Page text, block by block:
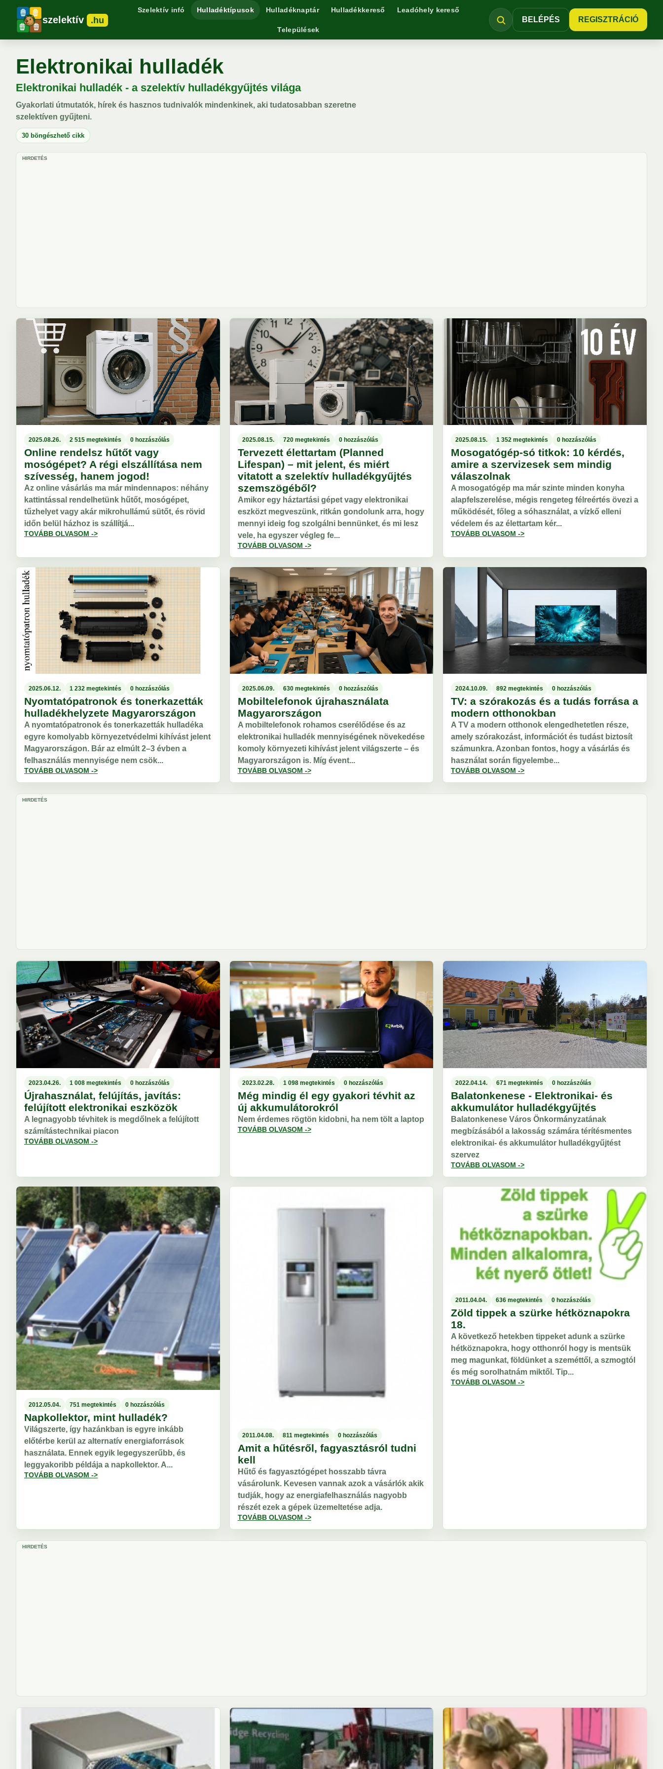
szelektív .hu
Szelektív infó Hulladéktípusok Hulladéknaptár Hulladékkereső Leadóhely kereső
Települések
BELÉPÉS REGISZTRÁCIÓ
Elektronikai hulladék
Elektronikai hulladék - a szelektív hulladékgyűjtés világa
Gyakorlati útmutatók, hírek és hasznos tudnivalók mindenkinek, aki tudatosabban szeretne
szelektíven gyűjteni.
30 böngészhető cikk
HIRDETÉS
2025.08.26. 2 515 megtekintés 0 hozzászólás
Online rendelsz hűtőt vagy
mosógépet? A régi elszállítása nem
szívesség, hanem jogod!
Az online vásárlás ma már mindennapos: néhány
kattintással rendelhetünk hűtőt, mosógépet,
tűzhelyet vagy akár mikrohullámú sütőt, és rövid
időn belül házhoz is szállítjá...
TOVÁBB OLVASOM ->
2025.08.15. 720 megtekintés 0 hozzászólás
Tervezett élettartam (Planned
Lifespan) – mit jelent, és miért
vitatott a szelektív hulladékgyűjtés
szemszögéből?
Amikor egy háztartási gépet vagy elektronikai
eszközt megveszünk, ritkán gondolunk arra, hogy
mennyi ideig fog szolgálni bennünket, és mi lesz
vele, ha egyszer végleg fe...
TOVÁBB OLVASOM ->
2025.08.15. 1 352 megtekintés 0 hozzászólás
Mosogatógép-só titkok: 10 kérdés,
amire a szervizesek sem mindig
válaszolnak
A mosogatógép ma már szinte minden konyha
alapfelszerelése, mégis rengeteg félreértés övezi a
működését, főleg a sóhasználat, a vízkő elleni
védelem és az élettartam kér...
TOVÁBB OLVASOM ->
2025.06.12. 1 232 megtekintés 0 hozzászólás
Nyomtatópatronok és tonerkazetták
hulladékhelyzete Magyarországon
A nyomtatópatronok és tonerkazetták hulladéka
egyre komolyabb környezetvédelmi kihívást jelent
Magyarországon. Bár az elmúlt 2–3 évben a
felhasználás mennyisége nem csök...
TOVÁBB OLVASOM ->
2025.06.09. 630 megtekintés 0 hozzászólás
Mobiltelefonok újrahasználata
Magyarországon
A mobiltelefonok rohamos cserélődése és az
elektronikai hulladék mennyiségének növekedése
komoly környezeti kihívást jelent világszerte – és
Magyarországon is. Míg évent...
TOVÁBB OLVASOM ->
2024.10.09. 892 megtekintés 0 hozzászólás
TV: a szórakozás és a tudás forrása a
modern otthonokban
A TV a modern otthonok elengedhetetlen része,
amely szórakozást, információt és tudást biztosít
számunkra. Azonban fontos, hogy a vásárlás és
használat során figyelembe...
TOVÁBB OLVASOM ->
HIRDETÉS
2023.04.26. 1 008 megtekintés 0 hozzászólás
Újrahasználat, felújítás, javítás:
felújított elektronikai eszközök
A legnagyobb tévhitek is megdőlnek a felújított
számítástechnikai piacon
TOVÁBB OLVASOM ->
2023.02.28. 1 098 megtekintés 0 hozzászólás
Még mindig él egy gyakori tévhit az
új akkumulátorokról
Nem érdemes rögtön kidobni, ha nem tölt a laptop
TOVÁBB OLVASOM ->
2022.04.14. 671 megtekintés 0 hozzászólás
Balatonkenese - Elektronikai- és
akkumulátor hulladékgyűjtés
Balatonkenese Város Önkormányzatának
megbízásából a lakosság számára térítésmentes
elektronikai- és akkumulátor hulladékgyűjtést
szervez
TOVÁBB OLVASOM ->
2012.05.04. 751 megtekintés 0 hozzászólás
Napkollektor, mint hulladék?
Világszerte, így hazánkban is egyre inkább
előtérbe kerül az alternatív energiaforrások
használata. Ennek egyik legegyszerűbb, és
leggyakoribb példája a napkollektor. A...
TOVÁBB OLVASOM ->
2011.04.08. 811 megtekintés 0 hozzászólás
Amit a hűtésről, fagyasztásról tudni
kell
Hűtő és fagyasztógépet hosszabb távra
vásárolunk. Kevesen vannak azok a vásárlók akik
tudják, hogy az energiafelhasználás nagyobb
részét ezek a gépek üzemeltetése adja.
TOVÁBB OLVASOM ->
2011.04.04. 636 megtekintés 0 hozzászólás
Zöld tippek a szürke hétköznapokra
18.
A következő hetekben tippeket adunk a szürke
hétköznapokra, hogy otthonról hogy is mentsük
meg magunkat, földünket a szeméttől, a szmogtól
és még sorolhatnám miktől. Tip...
TOVÁBB OLVASOM ->
HIRDETÉS